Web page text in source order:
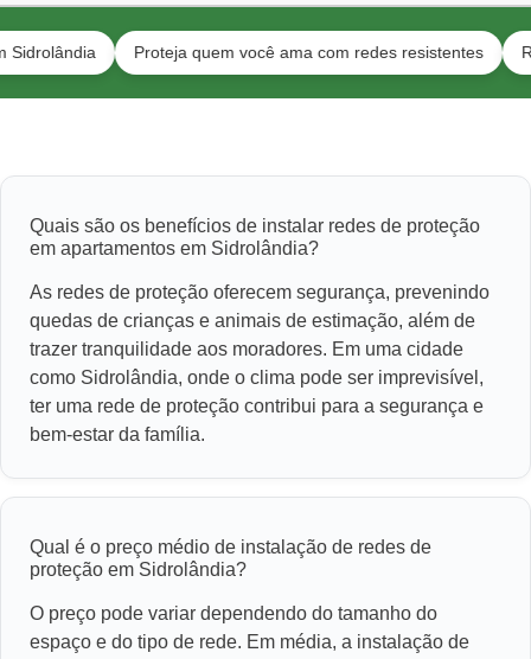
Proteja quem você ama com redes resistentes Redes
Quais são os benefícios de instalar redes de proteção
em apartamentos em Sidrolândia?
As redes de proteção oferecem segurança, prevenindo
quedas de crianças e animais de estimação, além de
trazer tranquilidade aos moradores. Em uma cidade
como Sidrolândia, onde o clima pode ser imprevisível,
ter uma rede de proteção contribui para a segurança e
bem-estar da família.
Qual é o preço médio de instalação de redes de
proteção em Sidrolândia?
O preço pode variar dependendo do tamanho do
espaço e do tipo de rede. Em média, a instalação de